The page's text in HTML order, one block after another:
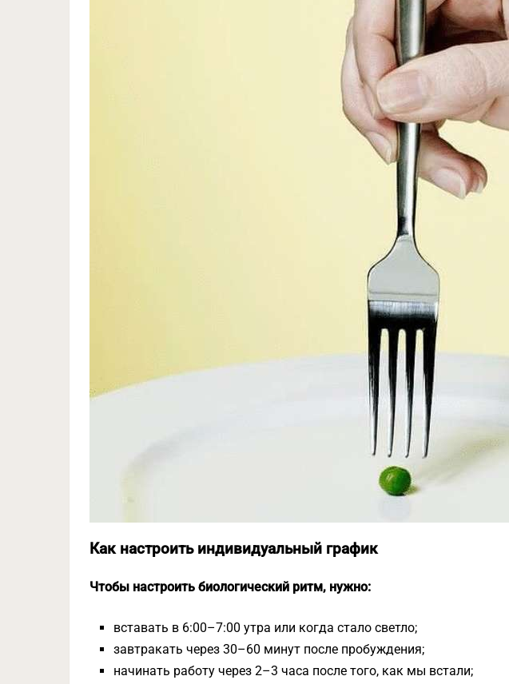
Как настроить индивидуальный график
Чтобы настроить биологический ритм, нужно:
вставать в 6:00–7:00 утра или когда стало светло;
завтракать через 30–60 минут после пробуждения;
начинать работу через 2–3 часа после того, как мы встали;